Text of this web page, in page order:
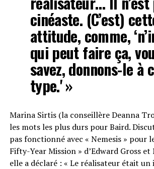
cinéaste. (C’est)
attitude, comme,
qui peut faire ça,
savez, donnons-le à
type.' »
Marina Sirtis (la conseillère Deanna
les mots les plus durs pour Baird.
pas fonctionné avec « Nemesis » pour
Fifty-Year Mission » d’Edward Gross
elle a déclaré : « Le réalisateur était un